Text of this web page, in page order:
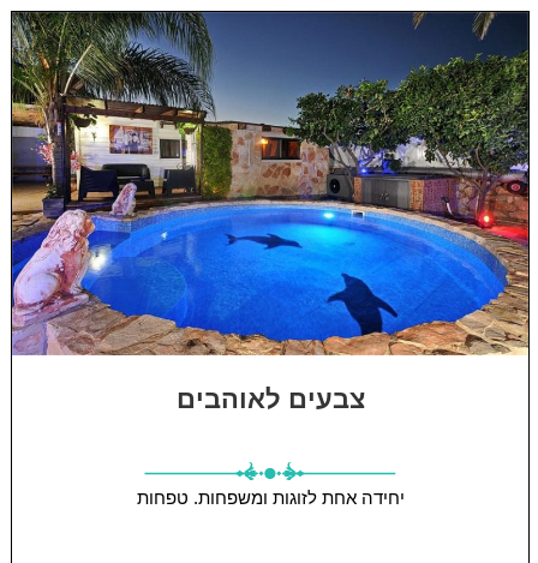
צבעים לאוהבים
יחידה אחת לזוגות ומשפחות. טפחות